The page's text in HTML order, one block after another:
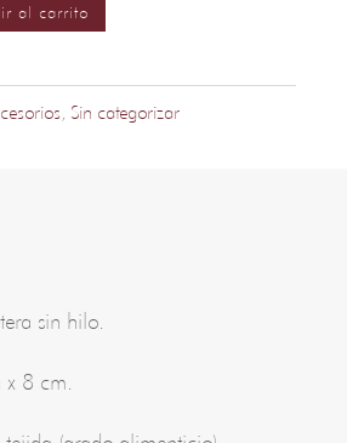
al carrito
, Sin categorizar
sin hilo.
8 cm.